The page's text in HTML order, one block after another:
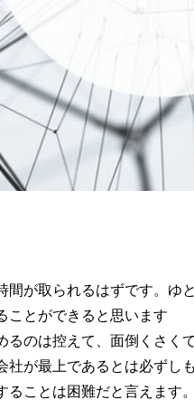
間が取られるはずです。ゆ
ことができると思います
るのは控えて、面倒くさく
が最上であるとは必ずし
ことは困難だと言えます